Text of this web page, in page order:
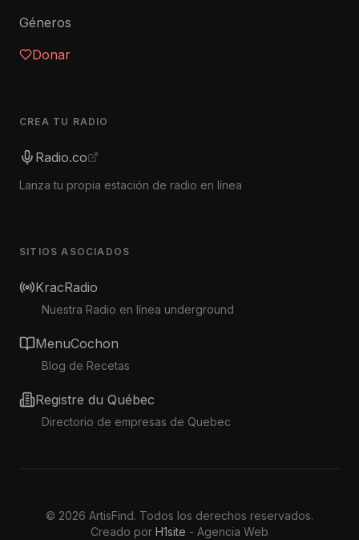
Géneros
Donar
CREA TU RADIO
Radio.co
Lanza tu propia estación de radio en línea
SITIOS ASOCIADOS
KracRadio
Nuestra Radio en línea underground
MenuCochon
Blog de Recetas
Registre du Québec
Directorio de empresas de Quebec
© 2026 ArtisFind. Todos los derechos reservados.
Creado por H1site - Agencia Web